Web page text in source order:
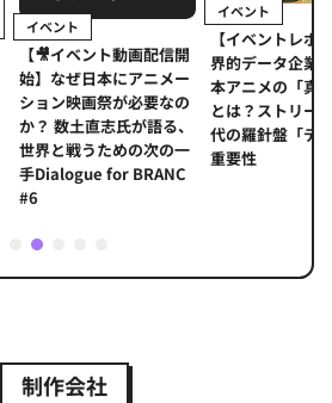
イベント
【🎥イベント動画配信開
始】なぜ日本にアニメー
ション映画祭が必要なの
か？ 数土直志氏が語る、
世界と戦うための次の一
手Dialogue for BRANC
#6
イベント
【イベントレポ
界的データ企業
本アニメの「真
とは？ストリー
代の羅針盤「デ
重要性
2
制作会社